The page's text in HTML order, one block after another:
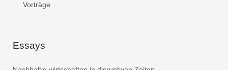
Vorträge
Essays